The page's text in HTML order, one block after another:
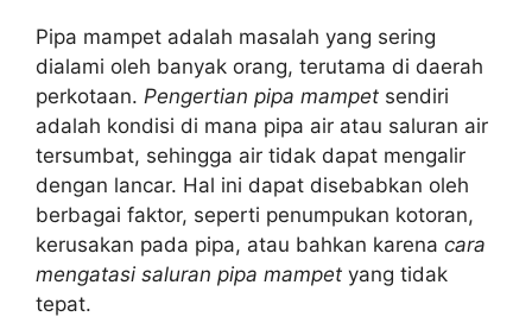
Pipa mampet adalah masalah yang sering
dialami oleh banyak orang, terutama di daerah
perkotaan. Pengertian pipa mampet sendiri
adalah kondisi di mana pipa air atau saluran air
tersumbat, sehingga air tidak dapat mengalir
dengan lancar. Hal ini dapat disebabkan oleh
berbagai faktor, seperti penumpukan kotoran,
kerusakan pada pipa, atau bahkan karena cara
mengatasi saluran pipa mampet yang tidak
tepat.